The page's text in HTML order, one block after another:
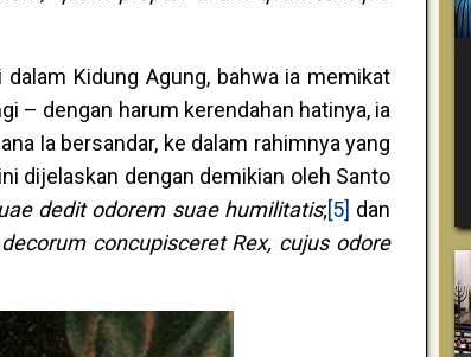
Kidung Agung, bahwa ia memikat
– dengan harum kerendahan hatinya, ia
Ia bersandar, ke dalam rahimnya yang
dijelaskan dengan demikian oleh Santo
dedit odorem suae humilitatis;[5] dan
concupisceret Rex, cujus odore